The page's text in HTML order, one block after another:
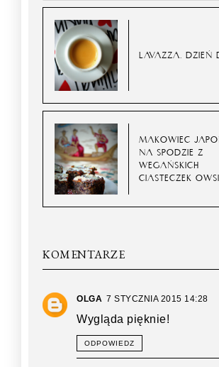
LAVAZZA. DZIEŃ
MAKOWIEC
NA SPODZIE Z
WEGAŃSKICH
CIASTECZEK
KOMENTARZE
OLGA 7 STYCZNIA 2015 14:28
Wygląda pięknie!
ODPOWIEDZ